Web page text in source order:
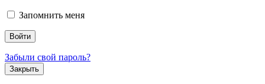
Запомнить меня
Забыли свой пароль?
Закрыть